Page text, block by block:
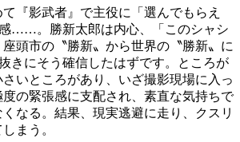
『影武者』で主役に「選んでもらえ
……。勝新太郎は内心、「このシャシ
頭市の〝勝新〟から世界の〝勝新〟に
きにそう確信したはずです。ところが
いところがあり、いざ撮影現場に入っ
の緊張感に支配され、素直な気持ちで
なる。結果、現実逃避に走り、クスリ
まう。